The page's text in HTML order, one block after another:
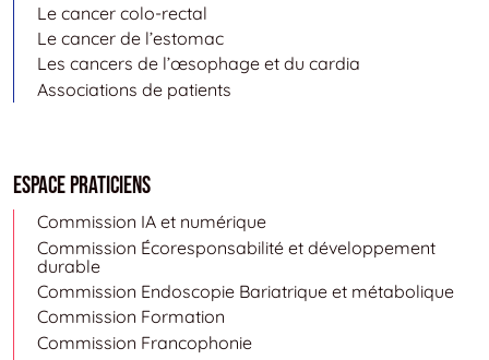
Le cancer colo-rectal
Le cancer de l’estomac
Les cancers de l’œsophage et du cardia
Associations de patients
Espace Praticiens
Commission IA et numérique
Commission Écoresponsabilité et développement
durable
Commission Endoscopie Bariatrique et métabolique
Commission Formation
Commission Francophonie